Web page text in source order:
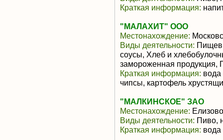
Краткая информация:
"МАЛАХИТ" ООО
Местонахождение:
Виды деятельности:
соусы, Хлеб и
замороженная продукция,
Краткая информация: вода
чипсы, картофель
"МАЛКИНСКОЕ" ЗАО
Местонахождение: Елизово
Виды деятельности: Пиво,
Краткая информация: вода